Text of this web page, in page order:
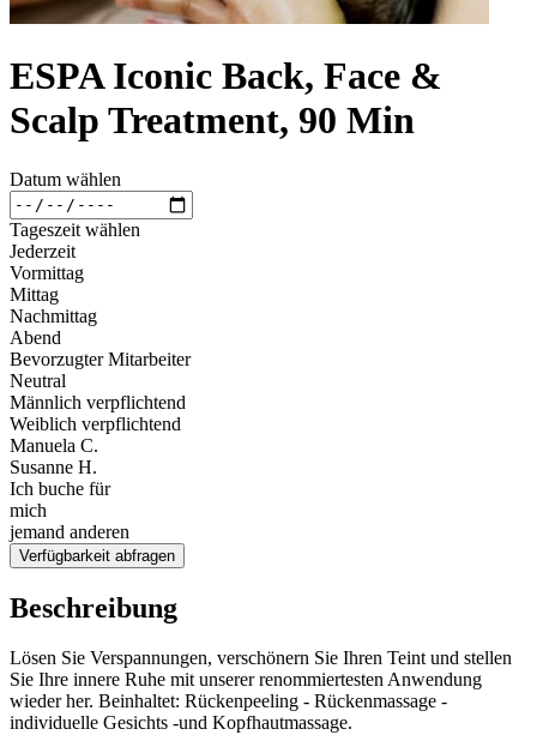
ESPA Iconic Back, Face &
Scalp Treatment, 90 Min
Datum wählen
Tageszeit wählen
Jederzeit
Vormittag
Mittag
Nachmittag
Abend
Bevorzugter Mitarbeiter
Neutral
Männlich verpflichtend
Weiblich verpflichtend
Manuela C.
Susanne H.
Ich buche für
mich
jemand anderen
Verfügbarkeit abfragen
Beschreibung
Lösen Sie Verspannungen, verschönern Sie Ihren Teint und stellen
Sie Ihre innere Ruhe mit unserer renommiertesten Anwendung
wieder her. Beinhaltet: Rückenpeeling - Rückenmassage -
individuelle Gesichts -und Kopfhautmassage.